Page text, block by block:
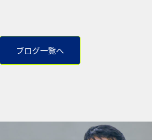
ブログ一覧へ